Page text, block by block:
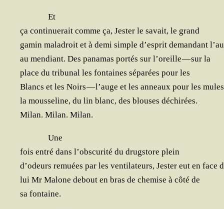
Et
ça conti­nue­rait comme ça, Jes­ter le savait, le grand
gamin mal­adroit et à demi simple d’esprit deman­dant
au men­diant. Des pana­mas por­tés sur l’oreille — sur la
place du tri­bu­nal les fon­taines sépa­rées pour les
Blancs et les Noirs — l’auge et les anneaux pour les
la mous­se­line, du lin blanc, des blouses déchirées.
Milan. Milan. Milan.
Une
fois entré dans l’obscurité du drug­store plein
d’odeurs remuées par les ven­ti­la­teurs, Jes­ter eut en face
lui Mr Malone debout en bras de che­mise à côté de
sa fontaine.